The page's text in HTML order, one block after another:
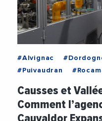
#Alvignac
#Puivaudran
#BenoitIllinger
#CauvaldorExpansion
Causses et
Comment